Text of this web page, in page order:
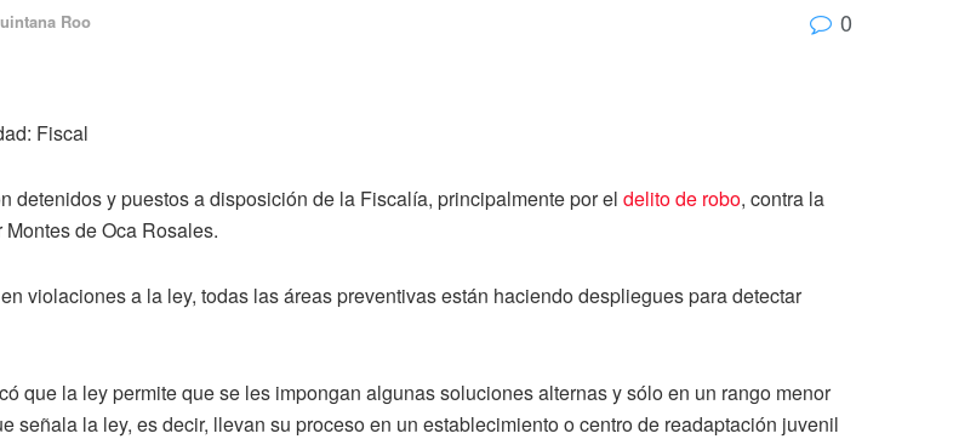
Roo 0
Fiscal
detenidos y puestos a disposición de la Fiscalía, principalmente por el delito de robo, contra la
de Oca Rosales.
violaciones a la ley, todas las áreas preventivas están haciendo despliegues para detectar
que la ley permite que se les impongan algunas soluciones alternas y sólo en un rango menor
señala la ley, es decir, llevan su proceso en un establecimiento o centro de readaptación juvenil